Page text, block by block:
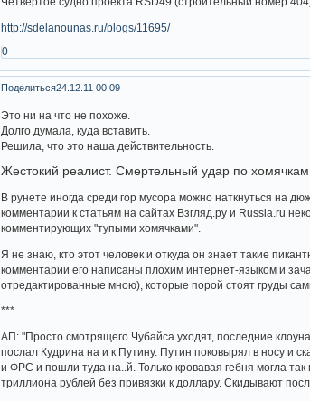
http://sdelanounas.ru/blogs/11695/
0
Поделиться24.12.11 00:09
Это ни на что не похоже.
Долго думала, куда вставить.
Решила, что это наша действительность.
Жестокий реалист. Смертельный удар по хомячкам
В рунете иногда среди гор мусора можно наткнуться на
комментарии к статьям на сайтах Взгляд.ру и Russia.ru
комментирующих "тупыми хомячками".
Я не знаю, кто этот человек и откуда он знает такие
комментарии его написаны плохим интернет-языком и
отредактированные мною), которые порой стоят груды
***
АП: "Просто смотрящего Чубайса уходят, последние
послал Кудрина на и к Путину. Путин поковырял в носу и
и ФРС и пошли туда на..й. Только кровавая гебня могла
триллиона рублей без привязки к доллару. Скидывают